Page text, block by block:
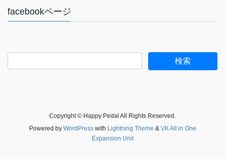
facebookページ
Copyright © Happy Pedal All Rights Reserved.
Powered by WordPresswith Lightning Theme & VK All in One
Expansion Unit